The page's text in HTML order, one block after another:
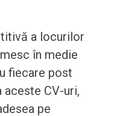
a locurilor
în medie
fiecare post
aceste CV-uri,
pe